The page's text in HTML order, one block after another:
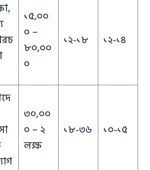
১৫,০০
০ –
৮০,০০
০
১২-১৮ ১২-১৪
৩০,০০
০ – ২
লক্ষ
১৮-৩৬ ১০-১৫